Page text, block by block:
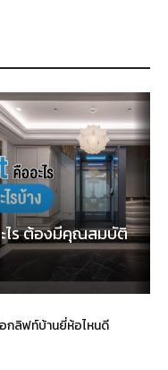
ไร ต้องมีคุณสมบัติ
กลิฟท์บ้านยี่ห้อไหนดี